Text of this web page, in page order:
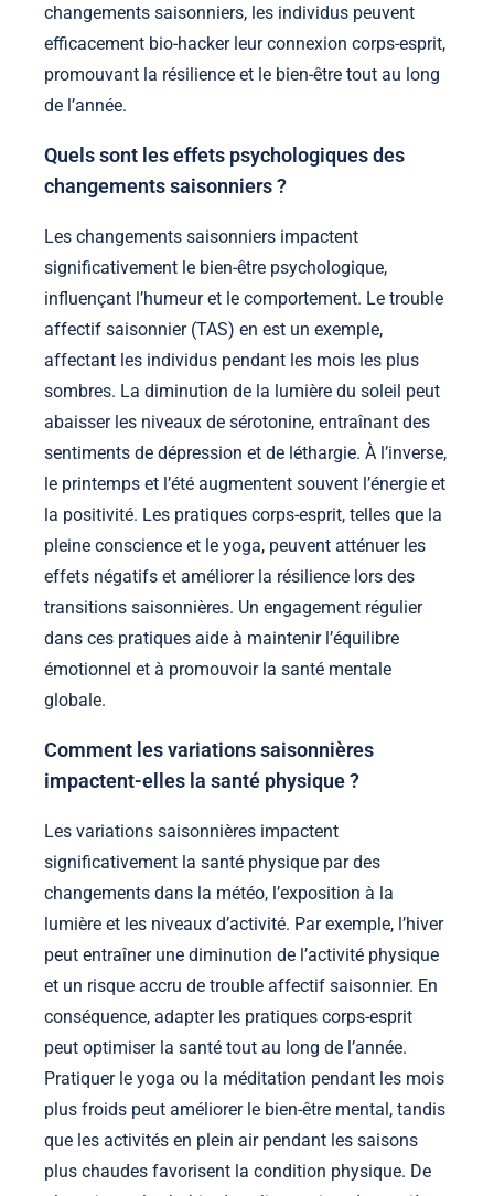
changements saisonniers, les individus peuvent
efficacement bio-hacker leur connexion corps-esprit,
promouvant la résilience et le bien-être tout au long
de l’année.
Quels sont les effets psychologiques des
changements saisonniers ?
Les changements saisonniers impactent
significativement le bien-être psychologique,
influençant l’humeur et le comportement. Le trouble
affectif saisonnier (TAS) en est un exemple,
affectant les individus pendant les mois les plus
sombres. La diminution de la lumière du soleil peut
abaisser les niveaux de sérotonine, entraînant des
sentiments de dépression et de léthargie. À l’inverse,
le printemps et l’été augmentent souvent l’énergie et
la positivité. Les pratiques corps-esprit, telles que la
pleine conscience et le yoga, peuvent atténuer les
effets négatifs et améliorer la résilience lors des
transitions saisonnières. Un engagement régulier
dans ces pratiques aide à maintenir l’équilibre
émotionnel et à promouvoir la santé mentale
globale.
Comment les variations saisonnières
impactent-elles la santé physique ?
Les variations saisonnières impactent
significativement la santé physique par des
changements dans la météo, l’exposition à la
lumière et les niveaux d’activité. Par exemple, l’hiver
peut entraîner une diminution de l’activité physique
et un risque accru de trouble affectif saisonnier. En
conséquence, adapter les pratiques corps-esprit
peut optimiser la santé tout au long de l’année.
Pratiquer le yoga ou la méditation pendant les mois
plus froids peut améliorer le bien-être mental, tandis
que les activités en plein air pendant les saisons
plus chaudes favorisent la condition physique. De